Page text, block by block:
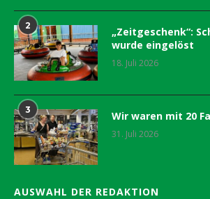
2
„Zeitgeschenk“:
wurde eingelöst
18. Juli 2026
3 Wir waren mit 20
31. Juli 2026
AUSWAHL DER REDAKTION